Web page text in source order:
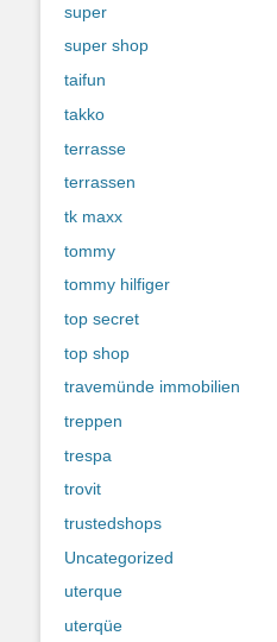
super
super shop
taifun
takko
terrasse
terrassen
tk maxx
tommy
tommy hilfiger
top secret
top shop
travemünde immobilien
treppen
trespa
trovit
trustedshops
Uncategorized
uterque
uterqüe